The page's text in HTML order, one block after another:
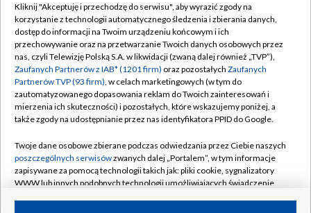
TVP
Abonament TVP
Emisja w TVP
Centrum informacji TVP
Naziemna Telewizja Cyfrowa
Rada Programowa
System NOS
Informacje o nadawcy
Regulamin TVP
Polityka prywatności
Moje zgody
Pomoc
Kontakt
Kanały
Kliknij "Akceptuję i przechodzę do serwisu", aby wyrazić zgody na
korzystanie z technologii automatycznego śledzenia i zbierania danych,
dostęp do informacji na Twoim urządzeniu końcowym i ich
przechowywanie oraz na przetwarzanie Twoich danych osobowych przez
nas, czyli Telewizję Polską S.A. w likwidacji (zwaną dalej również „TVP”),
Zaufanych Partnerów z IAB* (1201 firm) oraz pozostałych Zaufanych
Partnerów TVP (93 firm), w celach marketingowych (w tym do
zautomatyzowanego dopasowania reklam do Twoich zainteresowań i
mierzenia ich skuteczności) i pozostałych, które wskazujemy poniżej, a
także zgody na udostępnianie przez nas identyfikatora PPID do Google.
Twoje dane osobowe zbierane podczas odwiedzania przez Ciebie naszych
poszczególnych serwisówzwanych dalej „Portalem”, w tym informacje
zapisywane za pomocą technologii takich jak: pliki cookie, sygnalizatory
WWW lub innych podobnych technologii umożliwiających świadczenie